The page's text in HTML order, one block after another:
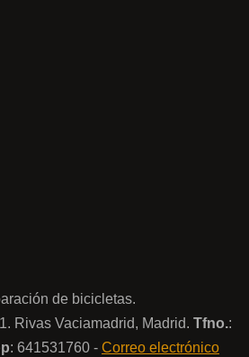
de bicicletas.
Rivas Vaciamadrid, Madrid. Tfno.:
: 641531760 - Correo electrónico